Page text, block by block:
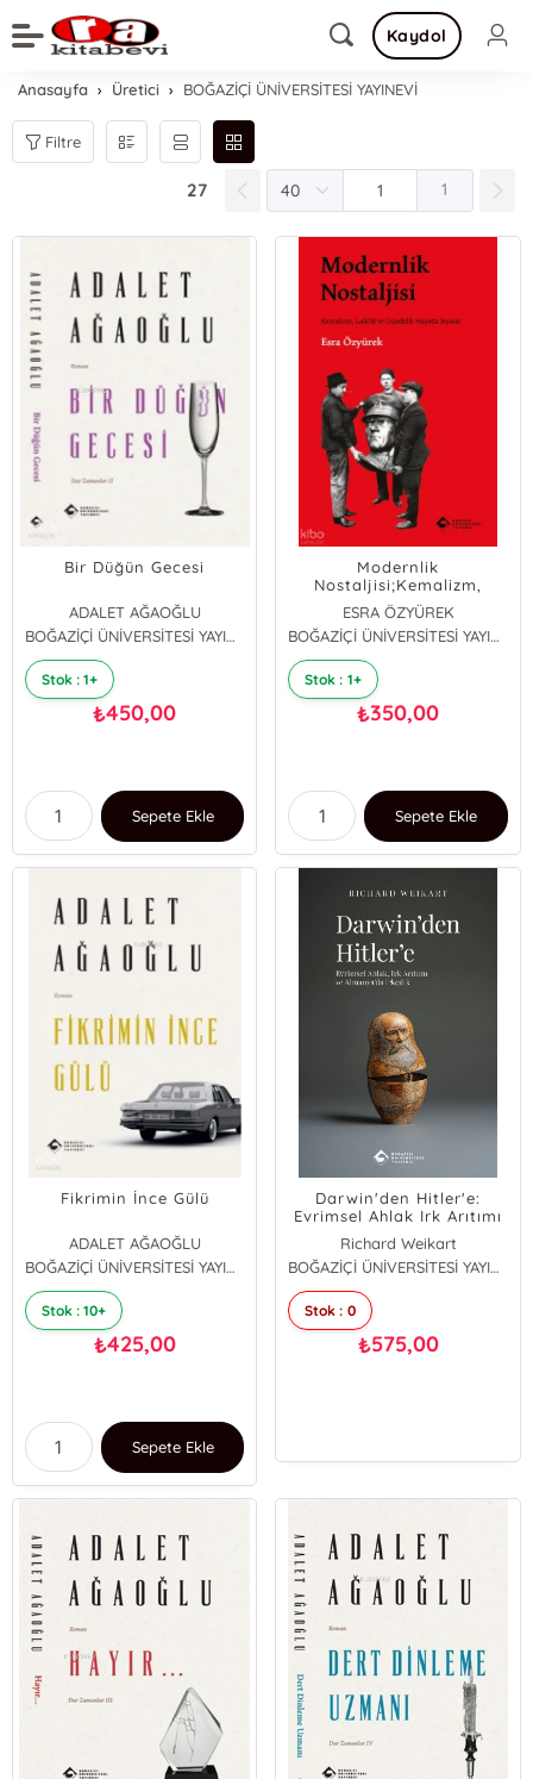
Kaydol
Anasayfa Üretici BOĞAZİÇİ ÜNİVERSİTESİ YAYINEVİ
Filtre
27 1
Bir Düğün Gecesi
ADALET AĞAOĞLU
BOĞAZİÇİ ÜNİVERSİTESİ YAYINEVİ
Stok : 1+
₺450,00
Sepete Ekle
Modernlik
Nostaljisi;Kemalizm,
Laiklik ve Gündelik
Hayatta Siyaset
ESRA ÖZYÜREK
BOĞAZİÇİ ÜNİVERSİTESİ YAYINEVİ
Stok : 1+
₺350,00
Sepete Ekle
Fikrimin İnce Gülü
ADALET AĞAOĞLU
BOĞAZİÇİ ÜNİVERSİTESİ YAYINEVİ
Stok : 10+
₺425,00
Sepete Ekle
Darwin'den Hitler'e:
Evrimsel Ahlak Irk Arıtımı
ve Almanya'da Irkçılık
Richard Weikart
BOĞAZİÇİ ÜNİVERSİTESİ YAYINEVİ
Stok : 0
₺575,00